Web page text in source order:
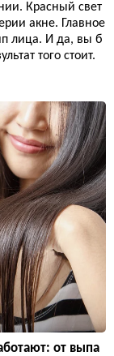
Красный свет
акне. Главное
лица. И да, вы б
того стоит.
от выпа